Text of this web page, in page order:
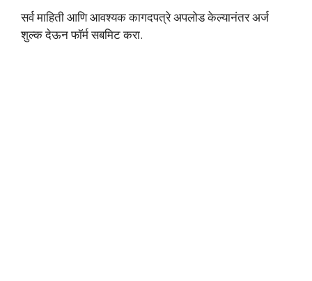
सर्व माहिती आणि आवश्यक कागदपत्रे अपलोड केल्यानंतर अर्ज
शुल्क देऊन फॉर्म सबमिट करा.